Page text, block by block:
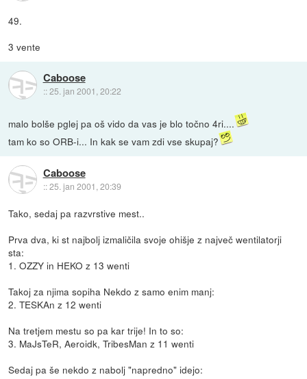
49.
3 vente
Caboose
::25. jan 2001, 20:22
malo bolše pglej pa oš vido da vas je blo točno 4ri....
tam ko so ORB-i... In kak se vam zdi vse skupaj?
Caboose
::25. jan 2001, 20:39
Tako, sedaj pa razvrstive mest..
Prva dva, ki st najbolj izmaličila svoje ohišje z največ wentilatorji
sta:
1. OZZY in HEKO z 13 wenti
Takoj za njima sopiha Nekdo z samo enim manj:
2. TESKAn z 12 wenti
Na tretjem mestu so pa kar trije! In to so:
3. MaJsTeR, Aeroidk, TribesMan z 11 wenti
Sedaj pa še nekdo z nabolj "napredno" idejo: